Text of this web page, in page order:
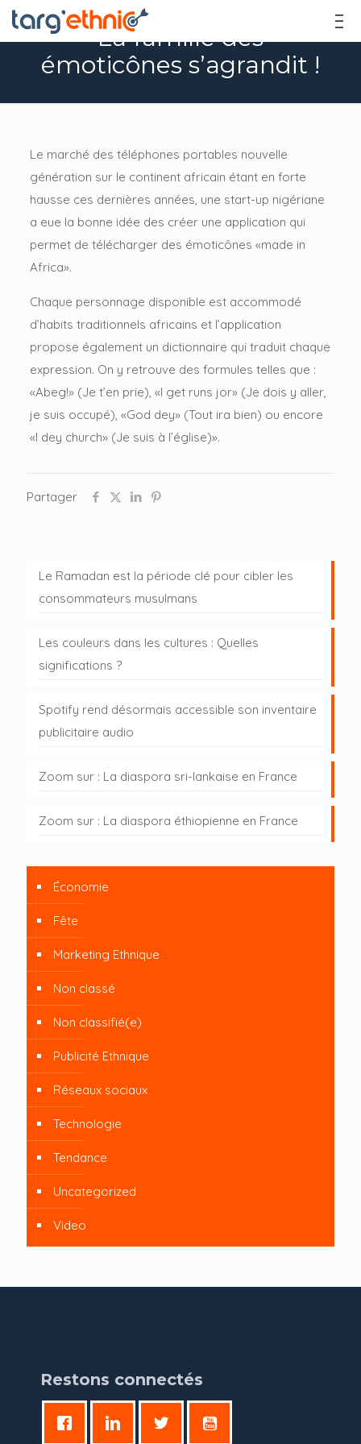
La famille des
émoticônes s’agrandit !
Le marché des téléphones portables nouvelle
génération sur le continent africain étant en forte
hausse ces dernières années, une start-up nigériane
a eue la bonne idée des créer une application qui
permet de télécharger des émoticônes «made in
Africa».
Chaque personnage disponible est accommodé
d’habits traditionnels africains et l’application
propose également un dictionnaire qui traduit chaque
expression. On y retrouve des formules telles que :
«Abeg!» (Je t’en prie), «I get runs jor» (Je dois y aller,
je suis occupé), «God dey» (Tout ira bien) ou encore
«I dey church» (Je suis à l’église)».
Partager
Le Ramadan est la période clé pour cibler les
consommateurs musulmans
Les couleurs dans les cultures : Quelles
significations ?
Spotify rend désormais accessible son inventaire
publicitaire audio
Zoom sur : La diaspora sri-lankaise en France
Zoom sur : La diaspora éthiopienne en France
Économie
Fête
Marketing Ethnique
Non classé
Non classifié(e)
Publicité Ethnique
Réseaux sociaux
Technologie
Tendance
Uncategorized
Video
Restons connectés